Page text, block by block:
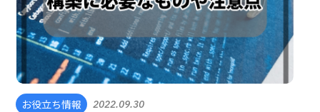
お役立ち情報 2022.09.30